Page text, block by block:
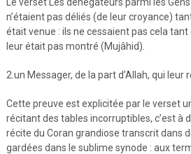
n’étaient pas déliés (de leur croyance)
était venue : ils ne cessaient pas cela tant
leur était pas montré (Mujâhid).
2.un Messager, de la part d’Allah, qui
Cette preuve est explicitée par le verset
récitant des tables incorruptibles, c’est à
récite du Coran grandiose transcrit dans
gardées dans le sublime synode : aux